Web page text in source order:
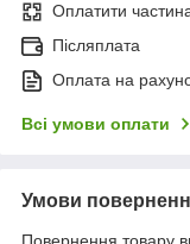
Оплатити
Післяплата
Оплата на
Всі умови оплати
Умови